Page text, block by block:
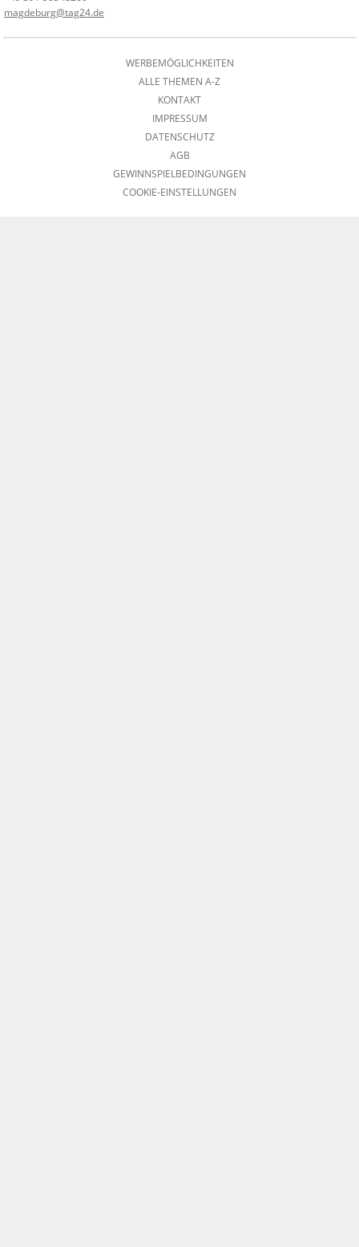
magdeburg@tag24.de
WERBEMÖGLICHKEITEN
ALLE THEMEN A-Z
KONTAKT
IMPRESSUM
DATENSCHUTZ
AGB
GEWINNSPIELBEDINGUNGEN
COOKIE-EINSTELLUNGEN